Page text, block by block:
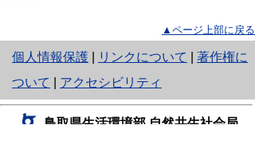
▲ページ上部に戻る
個人情報保護
と
り
ネ
リンクについて
著作権に
ついて
アクセシビリティ
鳥取県生活環境部 自然共生社会局